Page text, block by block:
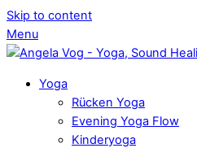
Skip to content
Menu
Yoga
Rücken Yoga
Evening Yoga Flow
Kinderyoga